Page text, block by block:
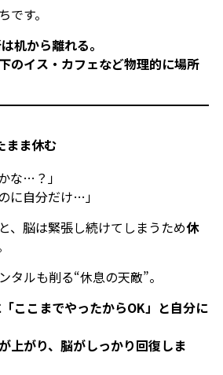
です。
机から離れる。
のイス・カフェなど物理的に場所
まま休む
な…？」
に自分だけ…」
、脳は緊張し続けてしまうため休
タルも削る“休息の天敵”。
ここまでやったからOK」と自分に
上がり、脳がしっかり回復しま